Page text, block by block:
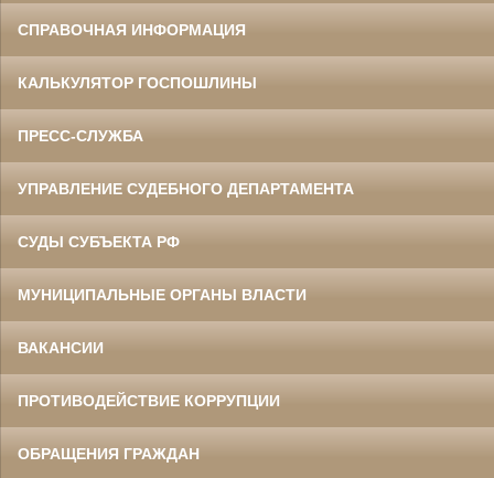
СПРАВОЧНАЯ ИНФОРМАЦИЯ
КАЛЬКУЛЯТОР ГОСПОШЛИНЫ
ПРЕСС-СЛУЖБА
УПРАВЛЕНИЕ СУДЕБНОГО ДЕПАРТАМЕНТА
СУДЫ СУБЪЕКТА РФ
МУНИЦИПАЛЬНЫЕ ОРГАНЫ ВЛАСТИ
ВАКАНСИИ
ПРОТИВОДЕЙСТВИЕ КОРРУПЦИИ
ОБРАЩЕНИЯ ГРАЖДАН